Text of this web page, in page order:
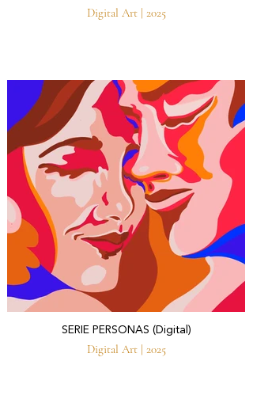
Digital Art | 2025
SERIE PERSONAS (Digital)
Digital Art | 2025